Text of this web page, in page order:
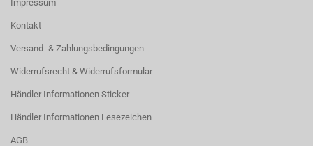
Impressum
Kontakt
Versand- & Zahlungsbedingungen
Widerrufsrecht & Widerrufsformular
Händler Informationen Sticker
Händler Informationen Lesezeichen
AGB